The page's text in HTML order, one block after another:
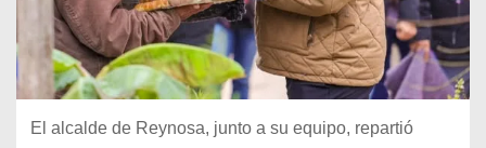
El alcalde de Reynosa, junto a su equipo, repartió